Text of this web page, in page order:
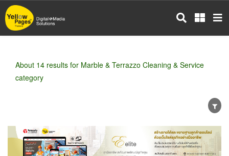
Skip
to
main
About 14 results for Marble & Terrazzo Cleaning & Service
category
Wholesale Retail Manufacturer
Dealer